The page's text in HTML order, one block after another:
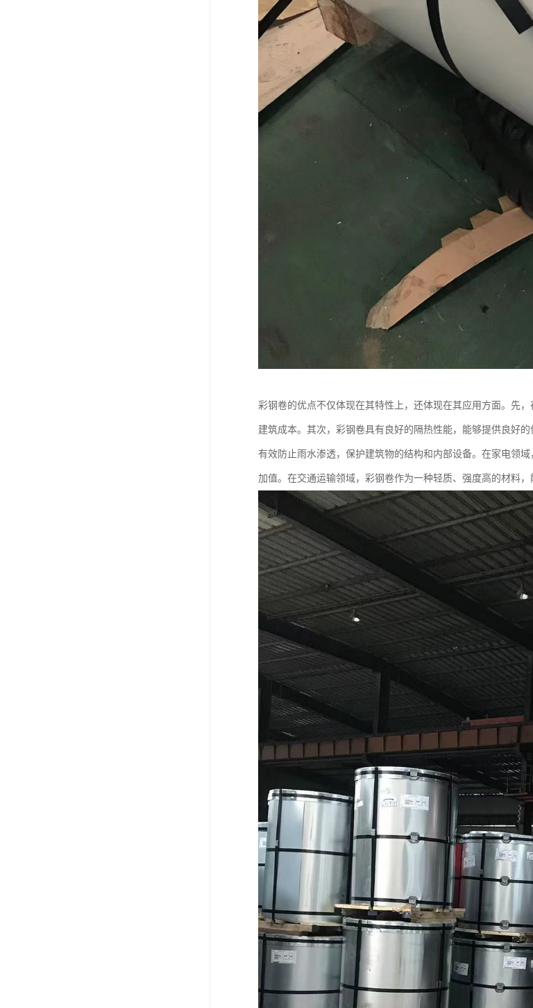
彩钢卷的优点不仅体现在其特性上，还体现在其应用方面。先
建筑成本。其次，彩钢卷具有良好的隔热性能，能够提供良好
有效防止雨水渗透，保护建筑物的结构和内部设备。在家电领
加值。在交通运输领域，彩钢卷作为一种轻质、强度高的材料